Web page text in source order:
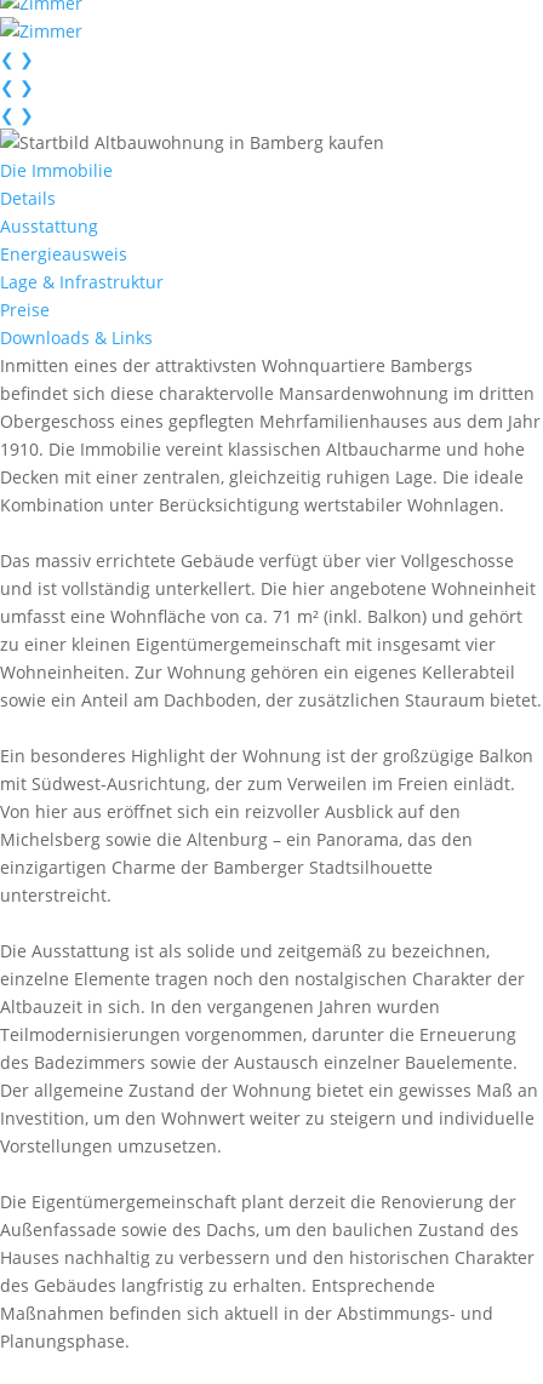
❮ ❯
❮ ❯
❮ ❯
Die Immobilie
Details
Ausstattung
Energieausweis
Lage & Infrastruktur
Preise
Downloads & Links
Inmitten eines der attraktivsten Wohnquartiere Bambergs
befindet sich diese charaktervolle Mansardenwohnung im dritten
Obergeschoss eines gepflegten Mehrfamilienhauses aus dem Jahr
1910. Die Immobilie vereint klassischen Altbaucharme und hohe
Decken mit einer zentralen, gleichzeitig ruhigen Lage. Die ideale
Kombination unter Berücksichtigung wertstabiler Wohnlagen.
Das massiv errichtete Gebäude verfügt über vier Vollgeschosse
und ist vollständig unterkellert. Die hier angebotene Wohneinheit
umfasst eine Wohnfläche von ca. 71 m² (inkl. Balkon) und gehört
zu einer kleinen Eigentümergemeinschaft mit insgesamt vier
Wohneinheiten. Zur Wohnung gehören ein eigenes Kellerabteil
sowie ein Anteil am Dachboden, der zusätzlichen Stauraum bietet.
Ein besonderes Highlight der Wohnung ist der großzügige Balkon
mit Südwest-Ausrichtung, der zum Verweilen im Freien einlädt.
Von hier aus eröffnet sich ein reizvoller Ausblick auf den
Michelsberg sowie die Altenburg – ein Panorama, das den
einzigartigen Charme der Bamberger Stadtsilhouette
unterstreicht.
Die Ausstattung ist als solide und zeitgemäß zu bezeichnen,
einzelne Elemente tragen noch den nostalgischen Charakter der
Altbauzeit in sich. In den vergangenen Jahren wurden
Teilmodernisierungen vorgenommen, darunter die Erneuerung
des Badezimmers sowie der Austausch einzelner Bauelemente.
Der allgemeine Zustand der Wohnung bietet ein gewisses Maß an
Investition, um den Wohnwert weiter zu steigern und individuelle
Vorstellungen umzusetzen.
Die Eigentümergemeinschaft plant derzeit die Renovierung der
Außenfassade sowie des Dachs, um den baulichen Zustand des
Hauses nachhaltig zu verbessern und den historischen Charakter
des Gebäudes langfristig zu erhalten. Entsprechende
Maßnahmen befinden sich aktuell in der Abstimmungs- und
Planungsphase.